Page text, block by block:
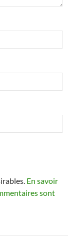
En savoir
sont